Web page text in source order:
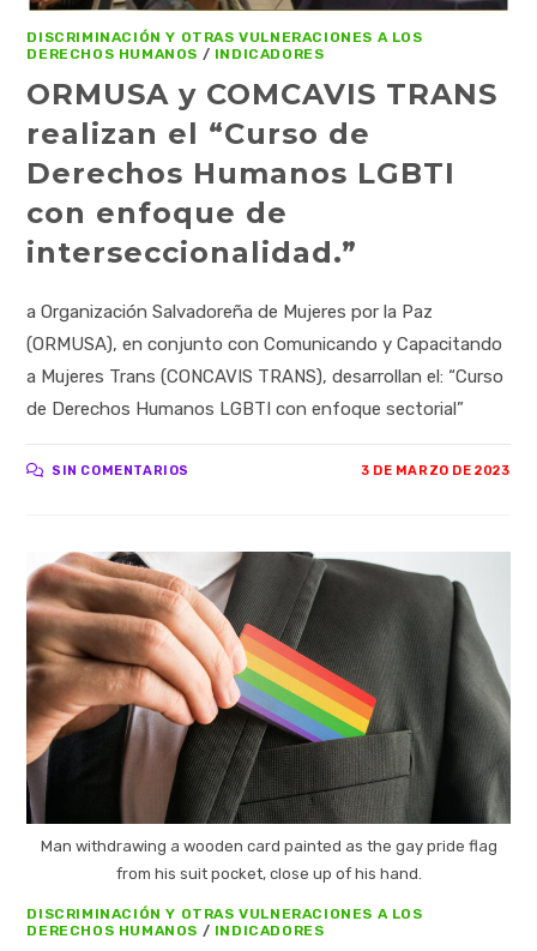
DISCRIMINACIÓN Y OTRAS VULNERACIONES A LOS
DERECHOS HUMANOS / INDICADORES
ORMUSA y COMCAVIS TRANS
realizan el “Curso de
Derechos Humanos LGBTI
con enfoque de
interseccionalidad.”
a Organización Salvadoreña de Mujeres por la Paz
(ORMUSA), en conjunto con Comunicando y Capacitando
a Mujeres Trans (CONCAVIS TRANS), desarrollan el: “Curso
de Derechos Humanos LGBTI con enfoque sectorial”
SIN COMENTARIOS 3 DE MARZO DE 2023
Man withdrawing a wooden card painted as the gay pride flag
from his suit pocket, close up of his hand.
DISCRIMINACIÓN Y OTRAS VULNERACIONES A LOS
DERECHOS HUMANOS / INDICADORES